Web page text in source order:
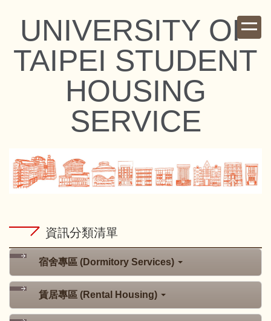
要
UNIVERSITY OF
TAIPEI STUDENT
HOUSING
SERVICE
資訊分類清單
宿舍專區 (Dormitory Services)
賃居專區 (Rental Housing)